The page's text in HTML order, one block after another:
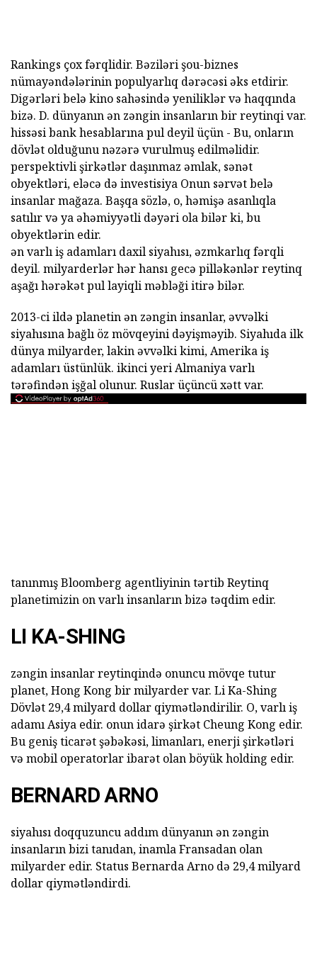
Rankings çox fərqlidir. Bəziləri şou-biznes
nümayəndələrinin populyarlıq dərəcəsi əks etdirir.
Digərləri belə kino sahəsində yeniliklər və haqqında
bizə. D. dünyanın ən zəngin insanların bir reytinqi var.
hissəsi bank hesablarına pul deyil üçün - Bu, onların
dövlət olduğunu nəzərə vurulmuş edilməlidir.
perspektivli şirkətlər daşınmaz əmlak, sənət
obyektləri, eləcə də investisiya Onun sərvət belə
insanlar mağaza. Başqa sözlə, o, həmişə asanlıqla
satılır və ya əhəmiyyətli dəyəri ola bilər ki, bu
obyektlərin edir.
ən varlı iş adamları daxil siyahısı, əzmkarlıq fərqli
deyil. milyarderlər hər hansı gecə pilləkənlər reytinq
aşağı hərəkət pul layiqli məbləği itirə bilər.
2013-ci ildə planetin ən zəngin insanlar, əvvəlki
siyahısına bağlı öz mövqeyini dəyişməyib. Siyahıda ilk
dünya milyarder, lakin əvvəlki kimi, Amerika iş
adamları üstünlük. ikinci yeri Almaniya varlı
tərəfindən işğal olunur. Ruslar üçüncü xətt var.
tanınmış Bloomberg agentliyinin tərtib Reytinq
planetimizin on varlı insanların bizə təqdim edir.
LI KA-SHING
zəngin insanlar reytinqində onuncu mövqe tutur
planet, Hong Kong bir milyarder var. Li Ka-Shing
Dövlət 29,4 milyard dollar qiymətləndirilir. O, varlı iş
adamı Asiya edir. onun idarə şirkət Cheung Kong edir.
Bu geniş ticarət şəbəkəsi, limanları, enerji şirkətləri
və mobil operatorlar ibarət olan böyük holding edir.
BERNARD ARNO
siyahısı doqquzuncu addım dünyanın ən zəngin
insanların bizi tanıdan, inamla Fransadan olan
milyarder edir. Status Bernarda Arno də 29,4 milyard
dollar qiymətləndirdi.